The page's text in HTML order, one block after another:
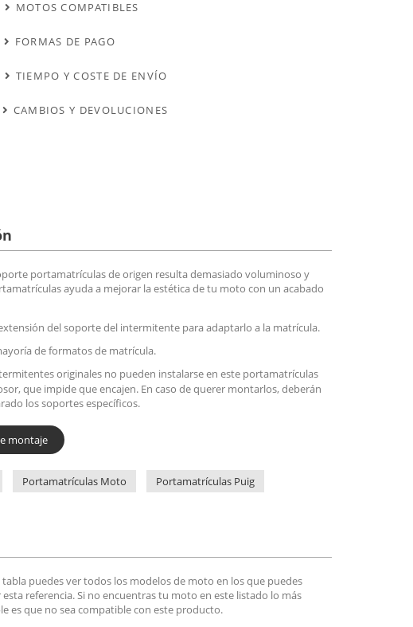
MOTOS COMPATIBLES
FORMAS DE PAGO
TIEMPO Y COSTE DE ENVÍO
CAMBIOS Y DEVOLUCIONES
portamatrículas de origen resulta demasiado voluminoso y
ayuda a mejorar la estética de tu moto con un acabado
del soporte del intermitente para adaptarlo a la matrícula.
de formatos de matrícula.
originales no pueden instalarse en este portamatrículas
que impide que encajen. En caso de querer montarlos, deberán
los soportes específicos.
montaje
Portamatrículas Moto Portamatrículas Puig
tabla puedes ver todos los modelos de moto en los que puedes
esta referencia. Si no encuentras tu moto en este listado lo más
es que no sea compatible con este producto.